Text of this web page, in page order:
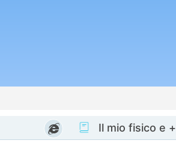
Il mio fisico e +